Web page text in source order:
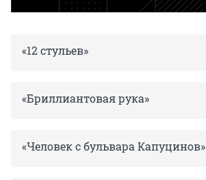
«12 стульев»
«Бриллиантовая рука»
«Человек с бульвара Капуцинов»